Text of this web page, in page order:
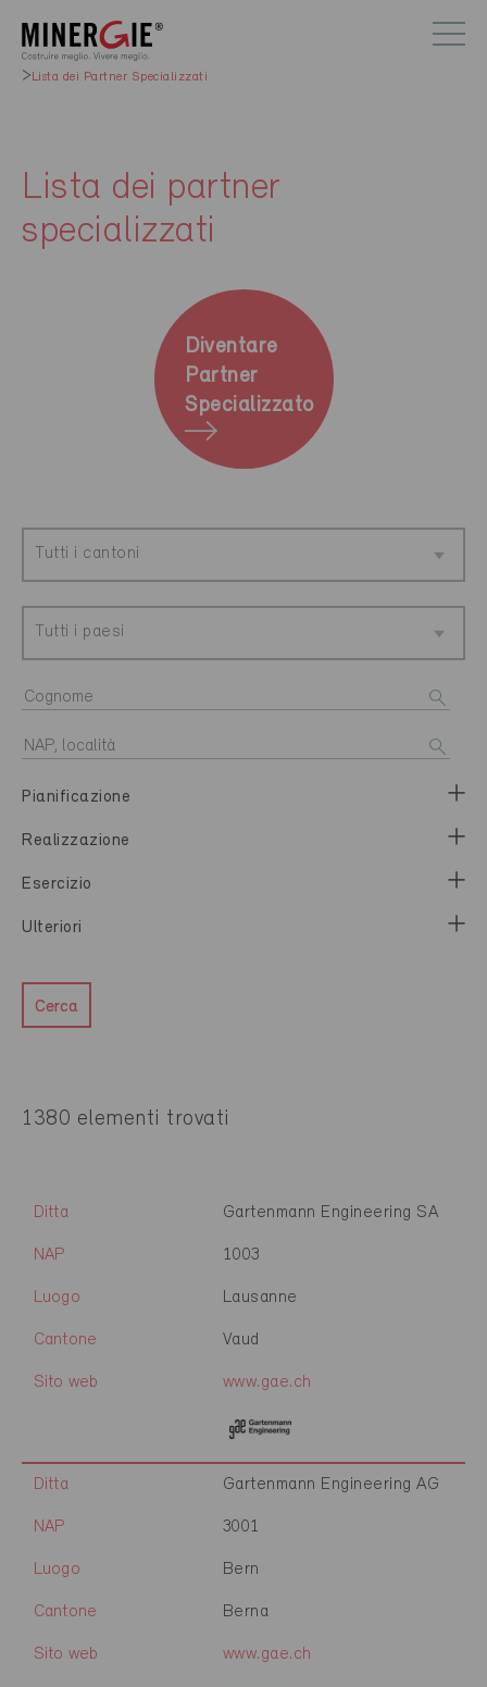
Lista dei Partner Specializzati
Lista dei partner
specializzati
Diventare
Partner
Specializzato
Tutti i cantoni
Tutti i paesi
Pianificazione
Realizzazione
Esercizio
Ulteriori
Cerca
1380 elementi trovati
Ditta Gartenmann Engineering SA
NAP 1003
Luogo Lausanne
Cantone Vaud
Sito web www.gae.ch
Ditta Gartenmann Engineering AG
NAP 3001
Luogo Bern
Cantone Berna
Sito web www.gae.ch